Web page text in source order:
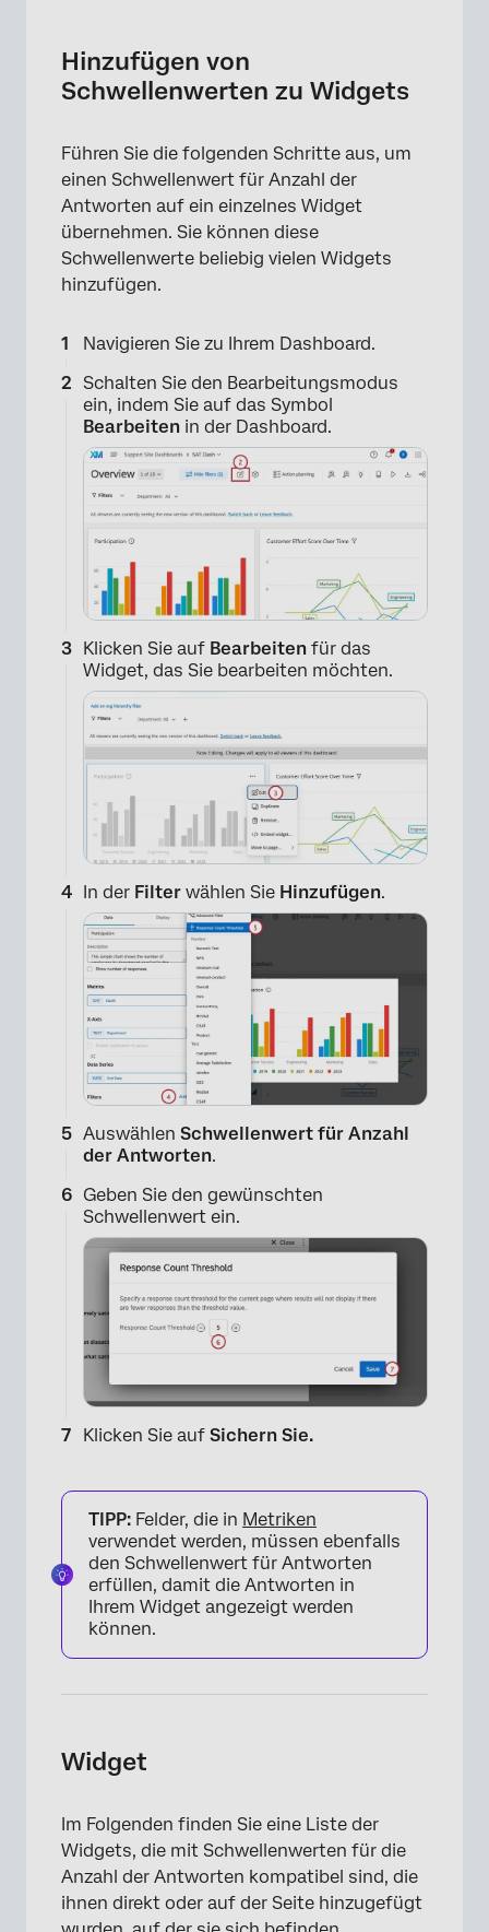
Hinzufügen von
Schwellenwerten zu Widgets
Führen Sie die folgenden Schritte aus, um
einen Schwellenwert für Anzahl der
Antworten auf ein einzelnes Widget
übernehmen. Sie können diese
Schwellenwerte beliebig vielen Widgets
hinzufügen.
Navigieren Sie zu Ihrem Dashboard.
Schalten Sie den Bearbeitungsmodus
ein, indem Sie auf das Symbol
Bearbeiten in der Dashboard.
×
Klicken Sie auf Bearbeiten für das
Widget, das Sie bearbeiten möchten.
In der Filter wählen Sie Hinzufügen.
Auswählen Schwellenwert für Anzahl
der Antworten.
Geben Sie den gewünschten
Schwellenwert ein.
×
Klicken Sie auf Sichern Sie.
TIPP: Felder, die in Metriken
verwendet werden, müssen ebenfalls
den Schwellenwert für Antworten
erfüllen, damit die Antworten in
Ihrem Widget angezeigt werden
können.
Widget
Im Folgenden finden Sie eine Liste der
Widgets, die mit Schwellenwerten für die
Anzahl der Antworten kompatibel sind, die
ihnen direkt oder auf der Seite hinzugefügt